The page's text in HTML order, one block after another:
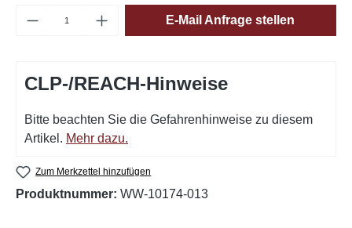
Produkt Anzahl: Gib den gewünschten
E-Mail Anfrage stellen
CLP-/REACH-Hinweise
Bitte beachten Sie die Gefahrenhinweise zu diesem
Artikel. Mehr dazu.
Zum Merkzettel hinzufügen
Produktnummer: WW-10174-013